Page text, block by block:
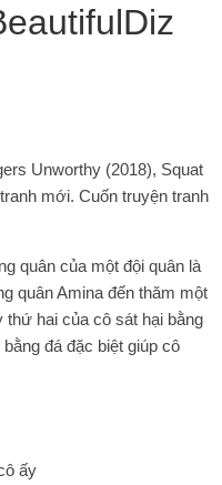
Unworthy (2018), Squat
mới. Cuốn truyện tranh
quân của một đội quân là
quân Amina đến thăm một
hai của cô sát hại bằng
đá đặc biệt giúp cô
ấy